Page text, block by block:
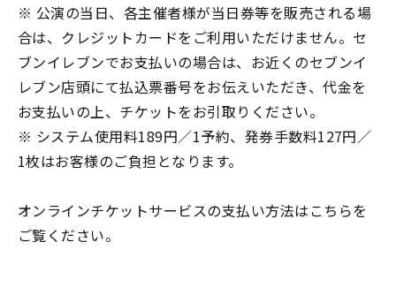
※ 公演の当日、各主催者様が当日券等を販売される場
合は、クレジットカードをご利用いただけません。セ
ブンイレブンでお支払いの場合は、お近くのセブンイ
レブン店頭にて払込票番号をお伝えいただき、代金を
お支払いの上、チケットをお引取りください。
※ システム使用料189円／1予約、発券手数料127円／
1枚はお客様のご負担となります。
オンラインチケットサービスの支払い方法はこちらを
ご覧ください。